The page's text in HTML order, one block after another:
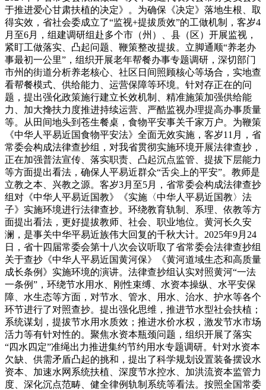
于推进爱心甘肃扶植的决定》。为确保《决定》落地生根、取
得实效，省社会委成立了“监视+提拔质效”的工做机制，客岁4
月至6月，组建调研组赴多个市（州）、县（区）开展监视，
紧盯工做落实、凸起问题、鞭策整改提拔。立脚通顺“养老办
事最初一公里”，组织开展老年帮餐办事专题调研，深切部门
市州的街道分析养老核心、社区日间照顾核心等场合，实地查
看帮餐模式、供给能力、运营保障等环境。针对存正在的问
题，提出强化政策施行建立长效机制、精准施策加强供给能
力、加大搀扶力度推进持续运营、严酷监视办理提高办事质量
等。从田间地头到苍生餐桌，食物平安事关千家万户。为鞭策
《中华人平易近国食物平安法》全面无效实施，客岁11月，省
常委会构成法律查抄组，对我省贯彻实施环境开展法律查抄，
正在加强普法宣传、落实职责、凸起沉点监管、提拔下层能力
等方面提出看法，确保人平易近群众“舌尖上的平安”。教师是
立教之本、兴教之源。客岁3月至5月，省常委会构成法律查抄
组对《中华人平易近国教》《实施〈中华人平易近国教〉法
子》实施环境进行法律查抄。环绕教育轨制、系理、依教等方
面提出看法，更好提拔教师、社会、职业地位。黄河长久安
澜，是事关中华平易近族伟大回复的千秋大计。2025年9月24
日，省十四届常委会第十八次会议听取了省常委会法律查抄组
关于查抄《中华人平易近国黄河保》《黄河道域生态和高质量
成长条例》实施环境的演讲。法律查抄组认实对照黄河“一法
一条例”，环绕节水用水、刚性束缚、水资本操纵、水平安保
障、水生态等方面，对节水、管水、用水、治水、护水等各个
环节进行了对照查抄。提出强化思维，推进节水型社会扶植；
系统谋划，提拔节水用水质效；推进水价水权，激发节水市场
活力等有针对性的。聚焦水资本瓶颈问题，组织开展了落实
“四水四定”准绳出力推进集约节约用水专题调研。针对水资本
欠缺、供需矛盾凸起的挑和，提出了科学规划设置装备摆设水
资本、加速水网系统扶植、深度节水控水、加洪流资本监管力
度、深化沉点范畴、健全律例轨制系统等看法。按照全国常委